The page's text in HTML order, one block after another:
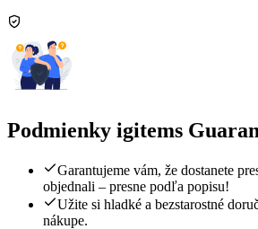
Podmienky igitems
Garantujeme vám, že dostanete
objednali – presne podľa popisu!
Užite si hladké a bezstarostné
nákupe.